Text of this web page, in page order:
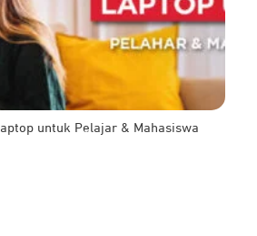
untuk Pelajar & Mahasiswa